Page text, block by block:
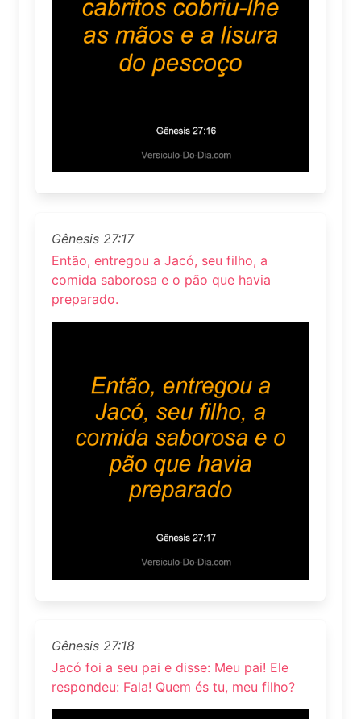
Gênesis 27:17
Então, entregou a Jacó, seu filho, a
comida saborosa e o pão que havia
preparado.
Gênesis 27:18
Jacó foi a seu pai e disse: Meu pai! Ele
respondeu: Fala! Quem és tu, meu filho?